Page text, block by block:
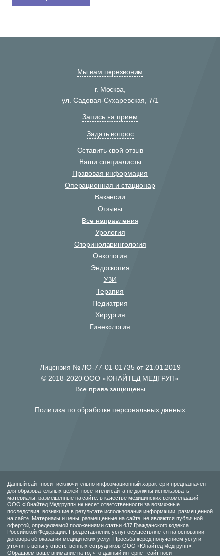
Мы вам перезвоним
г. Москва,
ул. Садовая-Сухаревская, 7/1
Запись на прием
Задать вопрос
Оставить свой отзыв
Наши специалисты
Правовая информация
Операционная и стационар
Вакансии
Отзывы
Все направления
Урология
Оториноларингология
Онкология
Эндоскопия
УЗИ
Терапия
Педиатрия
Хирургия
Гинекология
Лицензия № ЛО-77-01-01735 от 21.01.2019
© 2018-2020 ООО «ЮНАЙТЕД МЕДГРУП»
Все права защищены
Политика по обработке персональных данных
Данный сайт носит исключительно информационный характер и предназначен
для образовательных целей, посетители сайта не должны использовать
материалы, размещенные на сайте, в качестве медицинских рекомендаций.
ООО «Юнайтед Медгрупп» не несет ответственности за возможные
последствия, возникшие в результате использования информации, размещенной
на сайте. Материалы и цены, размещенные на сайте, не являются публичной
офертой, определяемой положениями статьи 437 Гражданского кодекса
Российской Федерации. Предоставление услуг осуществляется на основании
договора об оказании медицинских услуг. Просьба перед получением услуги
уточнять цены у ответственных сотрудников ООО «Юнайтед Медгрупп».
Обращаем ваше внимание на то, что данный интернет-сайт носит